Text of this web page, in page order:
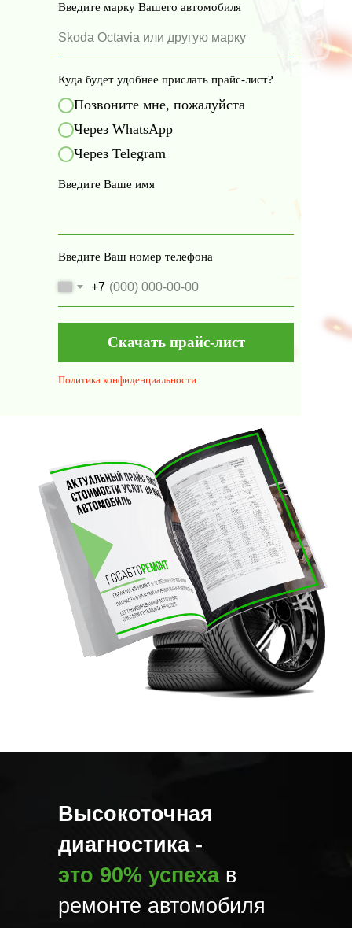
Введите марку Вашего автомобиля
Куда будет удобнее прислать прайс-лист?
Позвоните мне, пожалуйста
Через WhatsApp
Через Telegram
Введите Ваше имя
Введите Ваш номер телефона
+7
Скачать прайс-лист
Политика конфиденциальности
Высокоточная
диагностика -
это 90% успеха в
ремонте автомобиля